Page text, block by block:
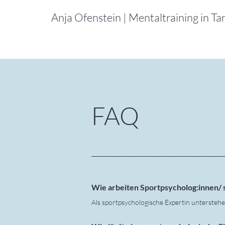
Anja Ofenstein | Mentaltraining in
FAQ
Wie arbeiten Sportpsycholog:innen/
Als sportpsychologische Expertin
bin an die berufsethischen Grundsätze